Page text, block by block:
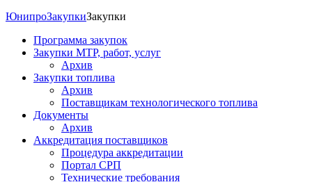
ЮнипроЗакупкиЗакупки
Программа закупок
Закупки МТР, работ, услуг
Архив
Закупки топлива
Архив
Поставщикам технологического топлива
Документы
Архив
Аккредитация поставщиков
Процедура аккредитации
Портал СРП
Технические требования